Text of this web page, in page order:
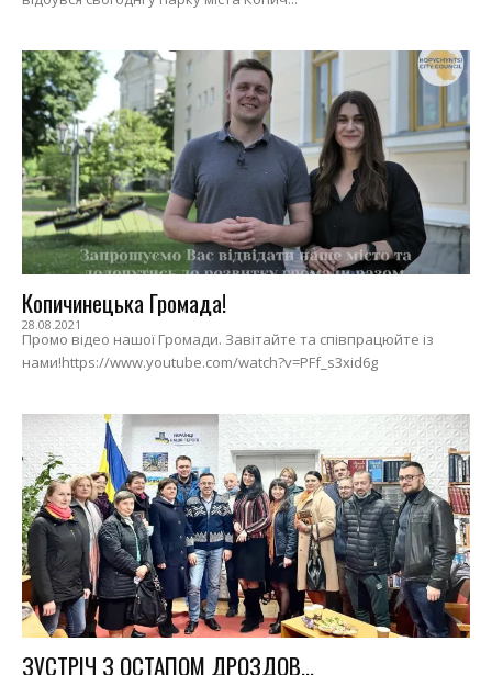
Копичинецька Громада!
28.08.2021
Промо відео нашої Громади. Завітайте та співпрацюйте із
нами!https://www.youtube.com/watch?v=PFf_s3xid6g
ЗУСТРІЧ З ОСТАПОМ ДРОЗДОВ...